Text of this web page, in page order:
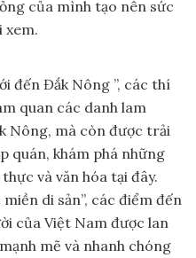
của mình tạo nên sức
xem.
đến Đắk Nông ”, các thí
quan các danh lam
Nông, mà còn được trải
quán, khám phá những
và văn hóa tại đây.
di sản”, các điểm đến
của Việt Nam được lan
mẽ và nhanh chóng